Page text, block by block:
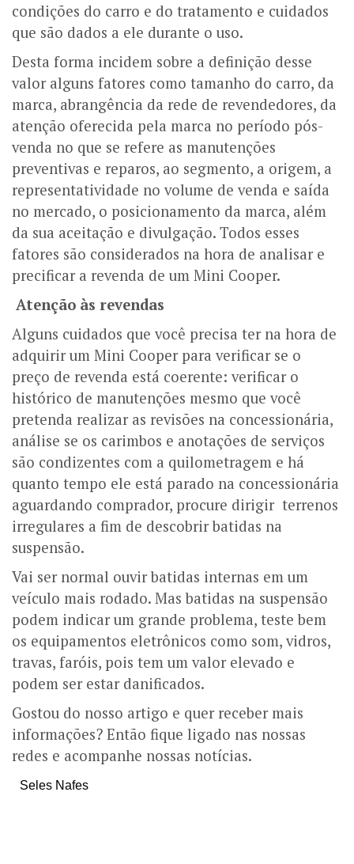
condições do carro e do tratamento e cuidados
que são dados a ele durante o uso.
Desta forma incidem sobre a definição desse
valor alguns fatores como tamanho do carro, da
marca, abrangência da rede de revendedores, da
atenção oferecida pela marca no período pós-
venda no que se refere as manutenções
preventivas e reparos, ao segmento, a origem, a
representatividade no volume de venda e saída
no mercado, o posicionamento da marca, além
da sua aceitação e divulgação. Todos esses
fatores são considerados na hora de analisar e
precificar a revenda de um Mini Cooper.
Atenção às revendas
Alguns cuidados que você precisa ter na hora de
adquirir um Mini Cooper para verificar se o
preço de revenda está coerente: verificar o
histórico de manutenções mesmo que você
pretenda realizar as revisões na concessionária,
análise se os carimbos e anotações de serviços
são condizentes com a quilometragem e há
quanto tempo ele está parado na concessionária
aguardando comprador, procure dirigir terrenos
irregulares a fim de descobrir batidas na
suspensão.
Vai ser normal ouvir batidas internas em um
veículo mais rodado. Mas batidas na suspensão
podem indicar um grande problema, teste bem
os equipamentos eletrônicos como som, vidros,
travas, faróis, pois tem um valor elevado e
podem ser estar danificados.
Gostou do nosso artigo e quer receber mais
informações? Então fique ligado nas nossas
redes e acompanhe nossas notícias.
Seles Nafes